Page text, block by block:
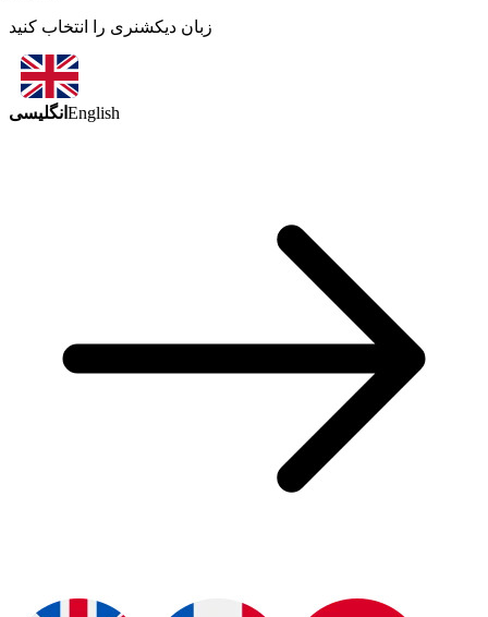
زبان دیکشنری را انتخاب کنید
انگلیسی English